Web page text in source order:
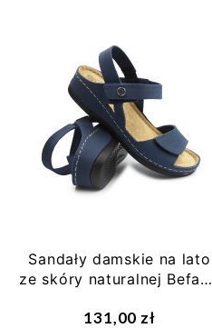
38 39
41
Sandały damskie na lato
ze skóry naturalnej Befado
131,00 zł